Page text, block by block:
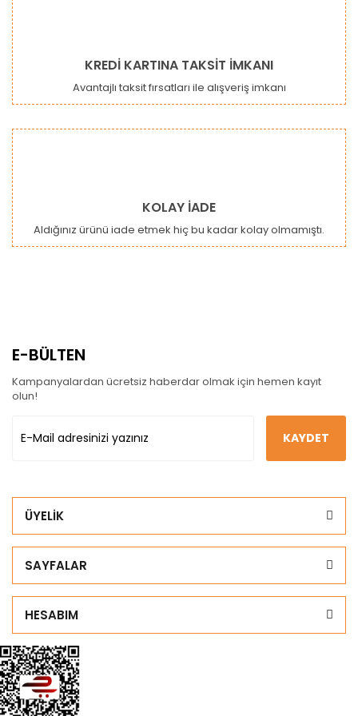
KREDİ KARTINA TAKSİT İMKANI
Avantajlı taksit fırsatları ile alışveriş imkanı
KOLAY İADE
Aldığınız ürünü iade etmek hiç bu kadar kolay olmamıştı.
E-BÜLTEN
Kampanyalardan ücretsiz haberdar olmak için hemen kayıt
olun!
KAYDET
ÜYELİK
SAYFALAR
HESABIM